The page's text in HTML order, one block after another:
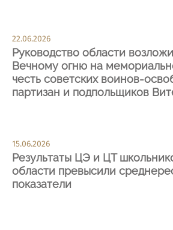
22.06.2026
Руководство области
Вечному огню на
честь советских воинов-
партизан и подпольщиков
15.06.2026
Результаты ЦЭ и ЦТ
области превысили
показатели